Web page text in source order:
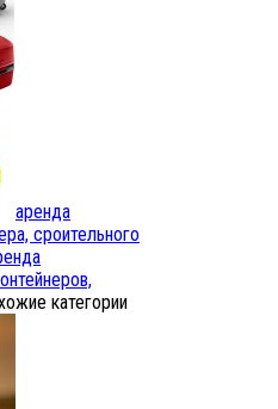
аренда
сроительного
категории